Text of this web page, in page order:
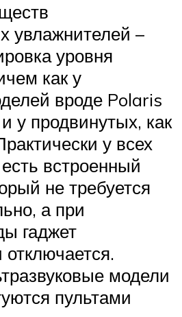
увлажнителей –
уровня
как у
вроде Polaris
у продвинутых, как
у всех
встроенный
не требуется
а при
гаджет
отключается.
модели
пультами